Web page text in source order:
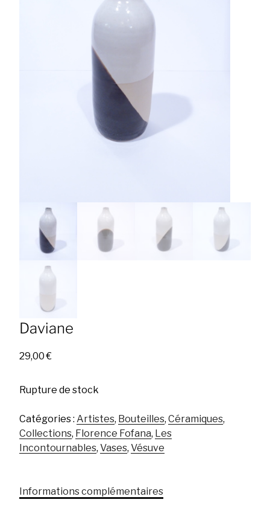
Daviane
29,00€
Rupture de stock
Catégories : Artistes, Bouteilles, Céramiques,
Collections, Florence Fofana, Les
Incontournables, Vases, Vésuve
Informations complémentaires